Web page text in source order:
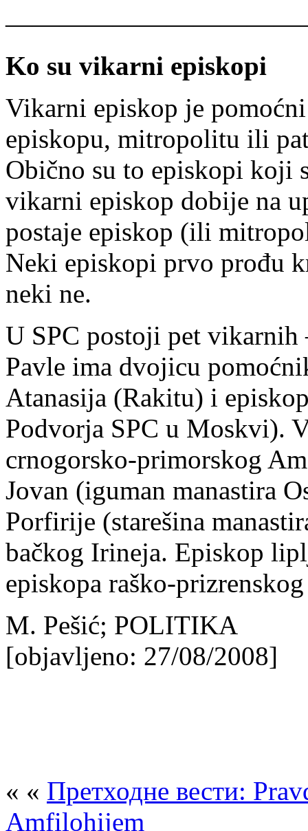
Ko su vikarni episkopi
Vikarni episkop je
episkopu, mitropolitu ili
Obično su to episkopi koji
vikarni episkop dobije na
postaje episkop (ili
Neki episkopi prvo prođu
neki ne.
U SPC postoji pet vikarnih
Pavle ima dvojicu
Atanasija (Rakitu) i
Podvorja SPC u Moskvi).
crnogorsko-primorskog
Jovan (iguman manastira
Porfirije (starešina
bačkog Irineja. Episkop
episkopa raško-
M. Pešić; POLITIKA
[objavljeno: 27/08/2008]
« « Претходне вести:
Amfilohijem